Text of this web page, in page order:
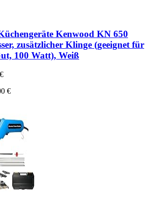
Kenwood KN 650
zusätzlicher Klinge (geeignet für
100 Watt), Weiß
€